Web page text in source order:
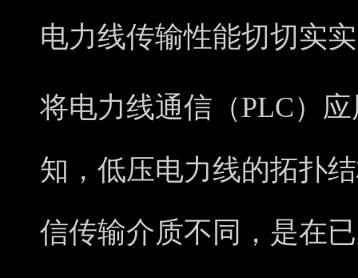
电力线传输性能切切实
将电力线通信（PLC）
知，低压电力线的拓扑
信传输介质不同，是在